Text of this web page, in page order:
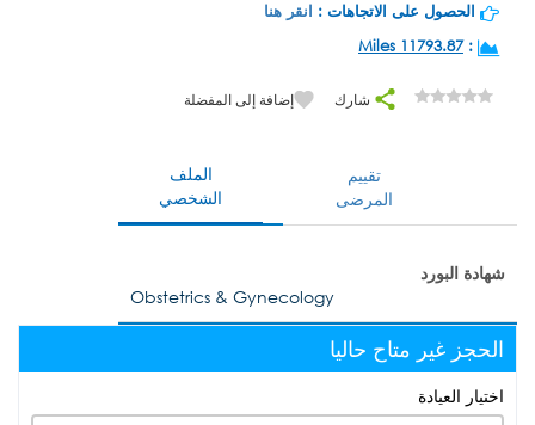
الحصول على الاتجاهات : انقر هنا
:
11793.87 Miles
شارك إضافة إلى المفضلة
الملف
الشخصي
تقييم
المرضى
شهادة البورد
Obstetrics & Gynecology
الحجز غير متاح حاليا
اختيار العيادة